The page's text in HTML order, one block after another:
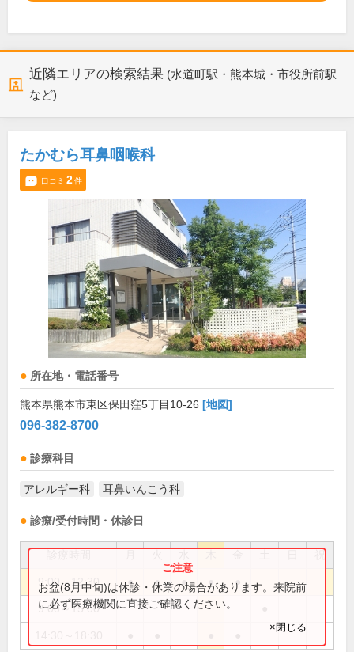
近隣エリアの検索結果 (水道町駅・熊本城・市役所前駅
など)
たかむら耳鼻咽喉科
口コミ 2件
所在地・電話番号
熊本県熊本市東区保田窪5丁目10-26 [地図]
096-382-8700
診療科目
アレルギー科 耳鼻いんこう科
診療/受付時間・休診日
祝
9:00～12:30 ● ● ● ● ●
9:00～15:00
お盆(8月中旬)は休診・休業の場合があります。来院前
に必ず医療機関に直接ご確認ください。
×閉じる